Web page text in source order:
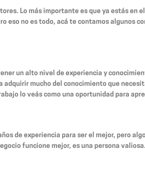
Lo más importante es que ya estás en
no es todo, acá te contamos algunos
un alto nivel de experiencia y
mucho del conocimiento que
lo veás como una oportunidad para
de experiencia para ser el mejor, pero
funcione mejor, es una persona